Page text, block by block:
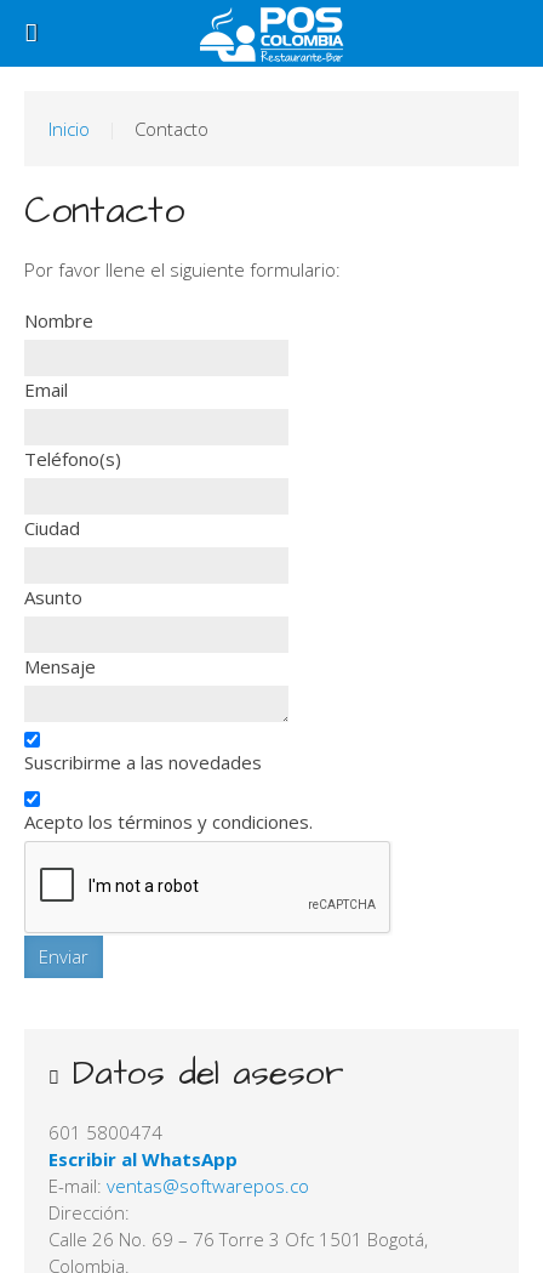
Inicio Contacto
Contacto
Por favor llene el siguiente formulario:
Nombre
Email
Teléfono(s)
Ciudad
Asunto
Mensaje
Suscribirme a las novedades
Acepto los términos y condiciones.
Datos del asesor
601 5800474
Escribir al WhatsApp
E-mail:
Dirección:
Calle 26 No. 69 – 76 Torre 3 Ofc 1501 Bogotá,
Colombia.